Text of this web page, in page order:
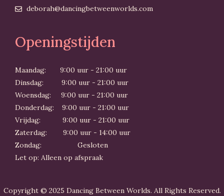
deborah@dancingbetweenworlds.com
Openingstijden
Maandag: 9:00 uur - 21:00 uur
Dinsdag: 9:00 uur - 21:00 uur
Woensdag: 9:00 uur - 21:00 uur
Donderdag: 9:00 uur - 21:00 uur
Vrijdag: 9:00 uur - 21:00 uur
Zaterdag: 9:00 uur - 14:00 uur
Zondag: Gesloten
Let op: Alleen op afspraak
Copyright © 2025 Dancing Between Worlds. All Rights Reserved.